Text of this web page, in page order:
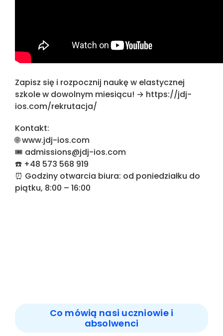
Zapisz się i rozpocznij naukę w elastycznej
szkole w dowolnym miesiącu! → https://jdj-
ios.com/rekrutacja/
Kontakt:
🌐www.jdj-ios.com
🎟️ admissions@jdj-ios.com
☎️ +48 573 568 919
⏰ Godziny otwarcia biura: od poniedziałku do
piątku, 8:00 – 16:00
Co mówią nasi uczniowie i
absolwenci